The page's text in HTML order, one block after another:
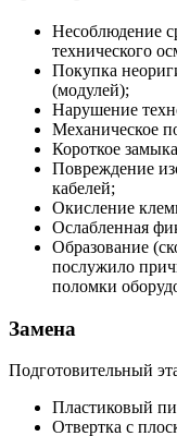
Несоблюдение
технического
Покупка
(модулей);
Нарушение
Механическое
Короткое
Повреждение
кабелей;
Окисление
Ослабленная
Образование
послужило
поломки
Замена
Подготовительный
Пластиковый
Отвертка с